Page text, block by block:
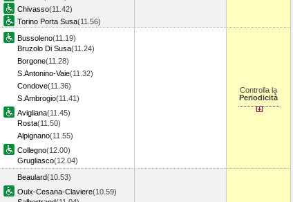
Chivasso(11.42)
Torino Porta Susa(11.56)
Bussoleno(11.19)
Bruzolo Di Susa(11.24)
Borgone(11.28)
S.Antonino-Vaie(11.32)
Condove(11.36)
S.Ambrogio(11.41)
Avigliana(11.45)
Rosta(11.50)
Alpignano(11.55)
Collegno(12.00)
Grugliasco(12.04)
Controlla la
Periodicità
Beaulard(10.53)
Oulx-Cesana-Claviere(10.59)